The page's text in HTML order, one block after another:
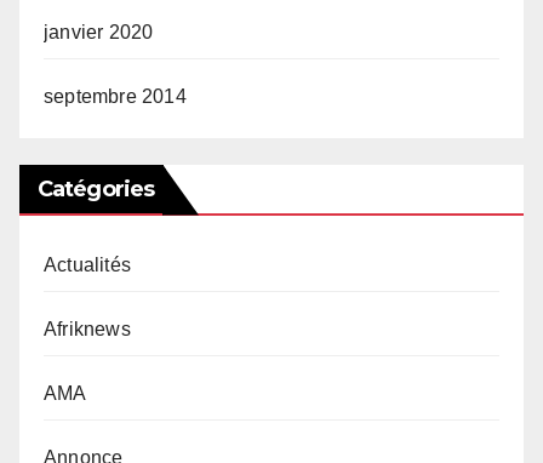
janvier 2020
septembre 2014
Catégories
Actualités
Afriknews
AMA
Annonce